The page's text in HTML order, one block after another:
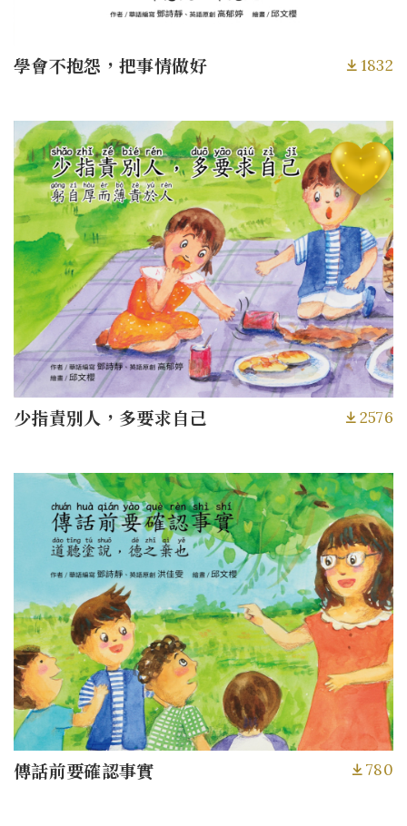
學會不抱怨，把事情做好 1832
少指責別人，多要求自己 2576
傳話前要確認事實 780